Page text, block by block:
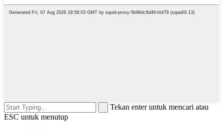
Tekan enter untuk mencari atau
ESC untuk menutup